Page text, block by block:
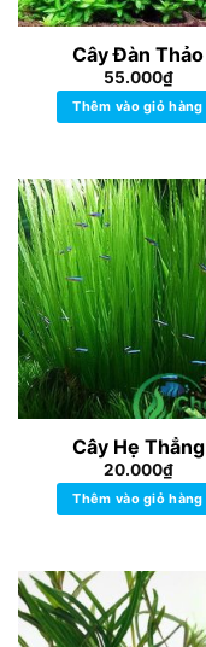
Cây Đàn Thảo
55.000₫
Thêm vào giỏ hàng
Cây Hẹ Thẳng
20.000₫
Thêm vào giỏ hàng